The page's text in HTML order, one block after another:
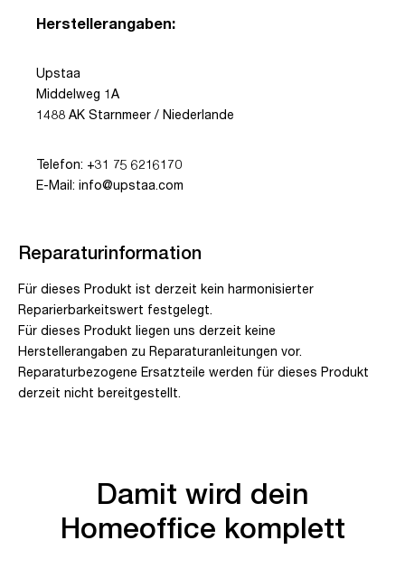
Herstellerangaben:
Upstaa
Middelweg 1A
1488 AK Starnmeer / Niederlande
Telefon: +31 75 6216170
E-Mail: info@upstaa.com
Reparaturinformation
Für dieses Produkt ist derzeit kein harmonisierter
Reparierbarkeitswert festgelegt.
Für dieses Produkt liegen uns derzeit keine
Herstellerangaben zu Reparaturanleitungen vor.
Reparaturbezogene Ersatzteile werden für dieses Produkt
derzeit nicht bereitgestellt.
Damit wird dein
Homeoffice komplett